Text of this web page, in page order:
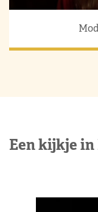
Een kijkje